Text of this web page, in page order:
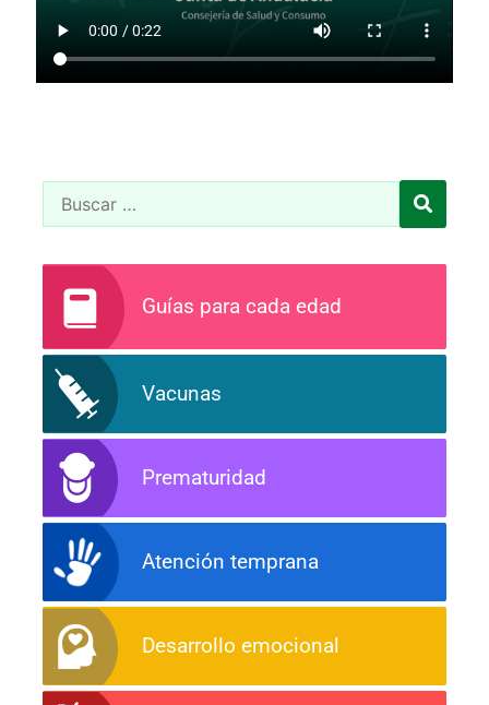
Guías para cada edad
Vacunas
Prematuridad
Atención temprana
Desarrollo emocional